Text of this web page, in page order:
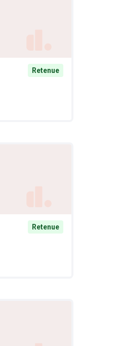
Retenue
Retenue